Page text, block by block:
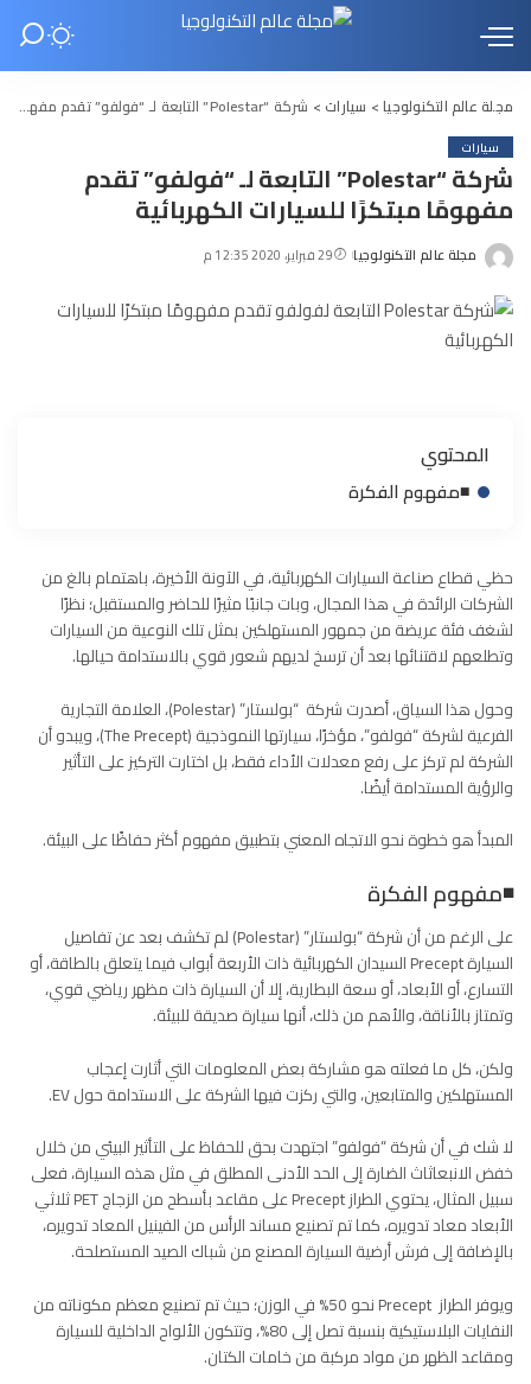
مجلة عالم التكنولوجيا> سيارات > شركة “Polestar” التابعة لـ “فولفو” تقدم مفهومًا مبتكرًا للسيارات الكهربائية
سيارات
شركة “Polestar” التابعة لـ “فولفو” تقدم
مفهومًا مبتكرًا للسيارات الكهربائية
Posted
مجلة عالم التكنولوجيا 29 فبراير، 2020 12:35 م
المحتوي
◾مفهوم الفكرة
حظي قطاع صناعة السيارات الكهربائية، في الآونة الأخيرة، باهتمام بالغ من
الشركات الرائدة في هذا المجال، وبات جانبًا مثيرًا للحاضر والمستقبل؛ نظرًا
لشغف فئة عريضة من جمهور المستهلكين بمثل تلك النوعية من السيارات
وتطلعهم لاقتنائها بعد أن ترسخ لديهم شعور قوي بالاستدامة حيالها.
وحول هذا السياق، أصدرت شركة “بولستار” (Polestar)، العلامة التجارية
الفرعية لشركة “فولفو”، مؤخرًا، سيارتها النموذجية (The Precept)، ويبدو أن
الشركة لم تركز على رفع معدلات الأداء فقط، بل اختارت التركيز على التأثير
والرؤية المستدامة أيضًا.
المبدأ هو خطوة نحو الاتجاه المعني بتطبيق مفهوم أكثر حفاظًا على البيئة.
◾مفهوم الفكرة
على الرغم من أن شركة “بولستار” (Polestar) لم تكشف بعد عن تفاصيل
السيارة Precept السيدان الكهربائية ذات الأربعة أبواب فيما يتعلق بالطاقة، أو
التسارع، أو الأبعاد، أو سعة البطارية، إلا أن السيارة ذات مظهر رياضي قوي،
وتمتاز بالأناقة، والأهم من ذلك، أنها سيارة صديقة للبيئة.
ولكن، كل ما فعلته هو مشاركة بعض المعلومات التي أثارت إعجاب
المستهلكين والمتابعين، والتي ركزت فيها الشركة على الاستدامة حول EV.
لا شك في أن شركة “فولفو” اجتهدت بحق للحفاظ على التأثير البيئي من خلال
خفض الانبعاثاث الضارة إلى الحد الأدنى المطلق في مثل هذه السيارة، فعلى
سبيل المثال، يحتوي الطراز Precept على مقاعد بأسطح من الزجاج PET ثلاثي
الأبعاد معاد تدويره، كما تم تصنيع مساند الرأس من الفينيل المعاد تدويره،
بالإضافة إلى فرش أرضية السيارة المصنع من شباك الصيد المستصلحة.
ويوفر الطراز Precept نحو 50% في الوزن؛ حيث تم تصنيع معظم مكوناته من
النفايات البلاستيكية بنسبة تصل إلى 80%، وتتكون الألواح الداخلية للسيارة
ومقاعد الظهر من مواد مركبة من خامات الكتان.